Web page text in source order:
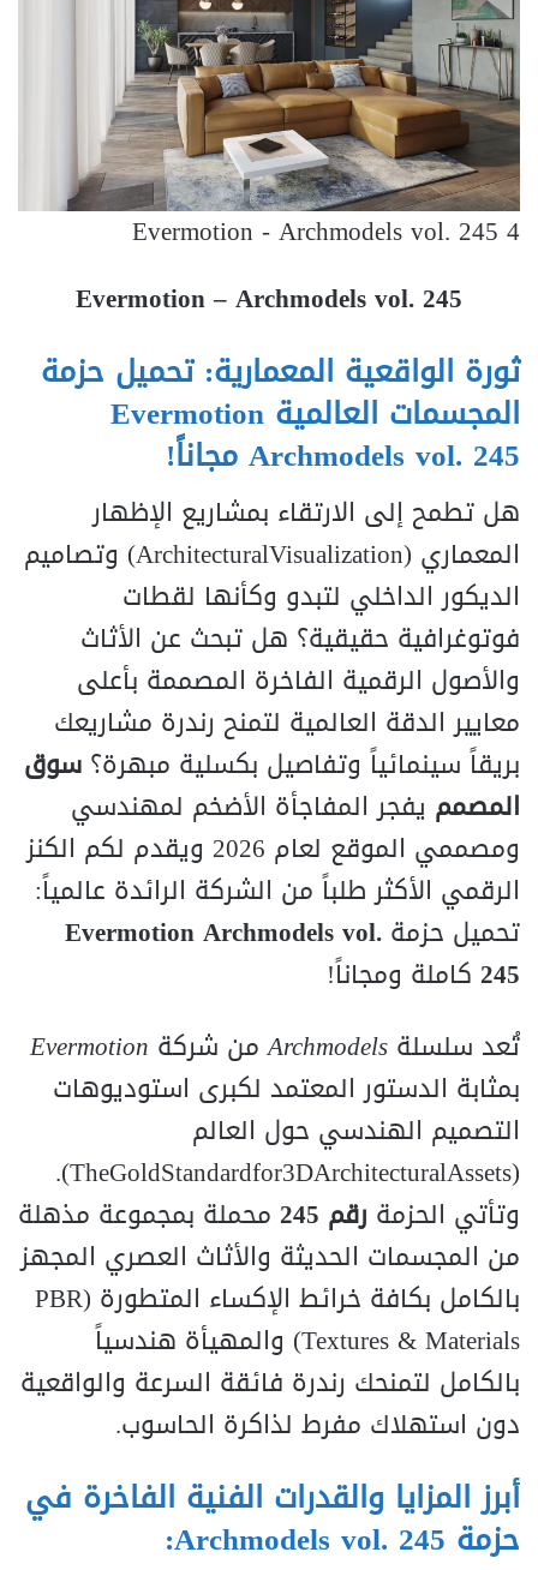
Evermotion - Archmodels vol. 245 4
Evermotion – Archmodels vol. 245
ثورة الواقعية المعمارية: تحميل حزمة
المجسمات العالمية Evermotion
Archmodels vol. 245 مجاناً!
هل تطمح إلى الارتقاء بمشاريع الإظهار
المعماري (ArchitecturalVisualization) وتصاميم
الديكور الداخلي لتبدو وكأنها لقطات
فوتوغرافية حقيقية؟ هل تبحث عن الأثاث
والأصول الرقمية الفاخرة المصممة بأعلى
معايير الدقة العالمية لتمنح رندرة مشاريعك
بريقاً سينمائياً وتفاصيل بكسلية مبهرة؟ سوق
المصمم يفجر المفاجأة الأضخم لمهندسي
ومصممي الموقع لعام 2026 ويقدم لكم الكنز
الرقمي الأكثر طلباً من الشركة الرائدة عالمياً:
تحميل حزمة Evermotion Archmodels vol.
245 كاملة ومجاناً!
تُعد سلسلة Archmodelsمن شركة Evermotion
بمثابة الدستور المعتمد لكبرى استوديوهات
التصميم الهندسي حول العالم
(TheGoldStandardfor3DArchitecturalAssets).
وتأتي الحزمة رقم 245
محملة بمجموعة مذهلة
من المجسمات الحديثة والأثاث العصري المجهز
بالكامل بكافة خرائط الإكساء المتطورة (PBR
Textures & Materials) والمهيأة هندسياً
بالكامل لتمنحك رندرة فائقة السرعة والواقعية
دون استهلاك مفرط لذاكرة الحاسوب.
أبرز المزايا والقدرات الفنية الفاخرة في
حزمة Archmodels vol. 245: